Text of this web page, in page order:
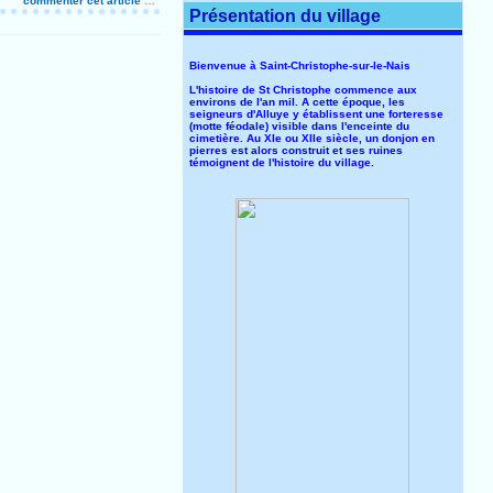
Présentation du village
Bienvenue à Saint-Christophe-sur-le-Nais
L'histoire de St Christophe commence aux
environs de l'an mil. A cette époque, les
seigneurs d'Alluye y établissent une forteresse
(motte féodale) visible dans l'enceinte du
cimetière. Au XIe ou XIIe siècle, un donjon en
pierres est alors construit et ses ruines
témoignent de l'histoire du village.